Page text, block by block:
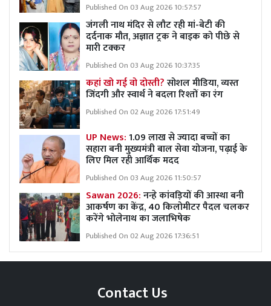
Published On 03 Aug 2026 10:57:57
जंगली नाथ मंदिर से लौट रही मां-बेटी की
दर्दनाक मौत, अज्ञात ट्रक ने बाइक को पीछे से
मारी टक्कर
Published On 03 Aug 2026 10:37:35
कहां खो गई वो दोस्ती?सोशल मीडिया, व्यस्त
जिंदगी और स्वार्थ ने बदला रिश्तों का रंग
Published On 02 Aug 2026 17:51:49
UP News:1.09 लाख से ज्यादा बच्चों का
सहारा बनी मुख्यमंत्री बाल सेवा योजना, पढ़ाई के
लिए मिल रही आर्थिक मदद
Published On 03 Aug 2026 11:50:57
Sawan 2026:नन्हे कांवड़ियों की आस्था बनी
आकर्षण का केंद्र, 40 किलोमीटर पैदल चलकर
करेंगे भोलेनाथ का जलाभिषेक
Published On 02 Aug 2026 17:36:51
Contact Us